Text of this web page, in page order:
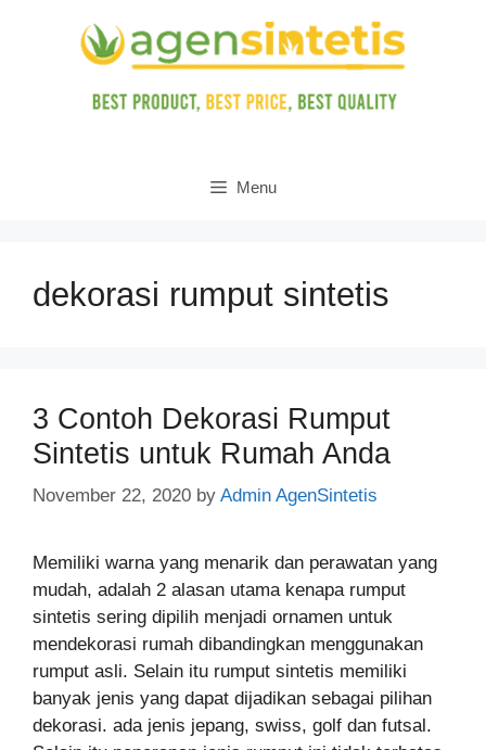
Menu
dekorasi rumput sintetis
3 Contoh Dekorasi Rumput
Sintetis untuk Rumah Anda
November 22, 2020 by Admin AgenSintetis
Memiliki warna yang menarik dan perawatan yang
mudah, adalah 2 alasan utama kenapa rumput
sintetis sering dipilih menjadi ornamen untuk
mendekorasi rumah dibandingkan menggunakan
rumput asli. Selain itu rumput sintetis memiliki
banyak jenis yang dapat dijadikan sebagai pilihan
dekorasi. ada jenis jepang, swiss, golf dan futsal.